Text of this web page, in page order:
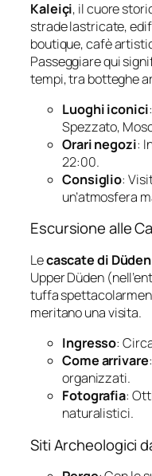
Kaleiçi, il cuore
strade lastricate,
boutique, cafè
Passeggiare qui
tempi, tra botteghe
Luoghi iconici
Spezzato,
Orari negozi:
22:00.
Consiglio:
un’atmosfera
Escursione alle
Lecascate di Düden
Upper Düden
tuffa
meritano una visita.
Ingresso:
Come arrivare
organizzati.
Fotografia:
naturalistici.
Siti Archeologici